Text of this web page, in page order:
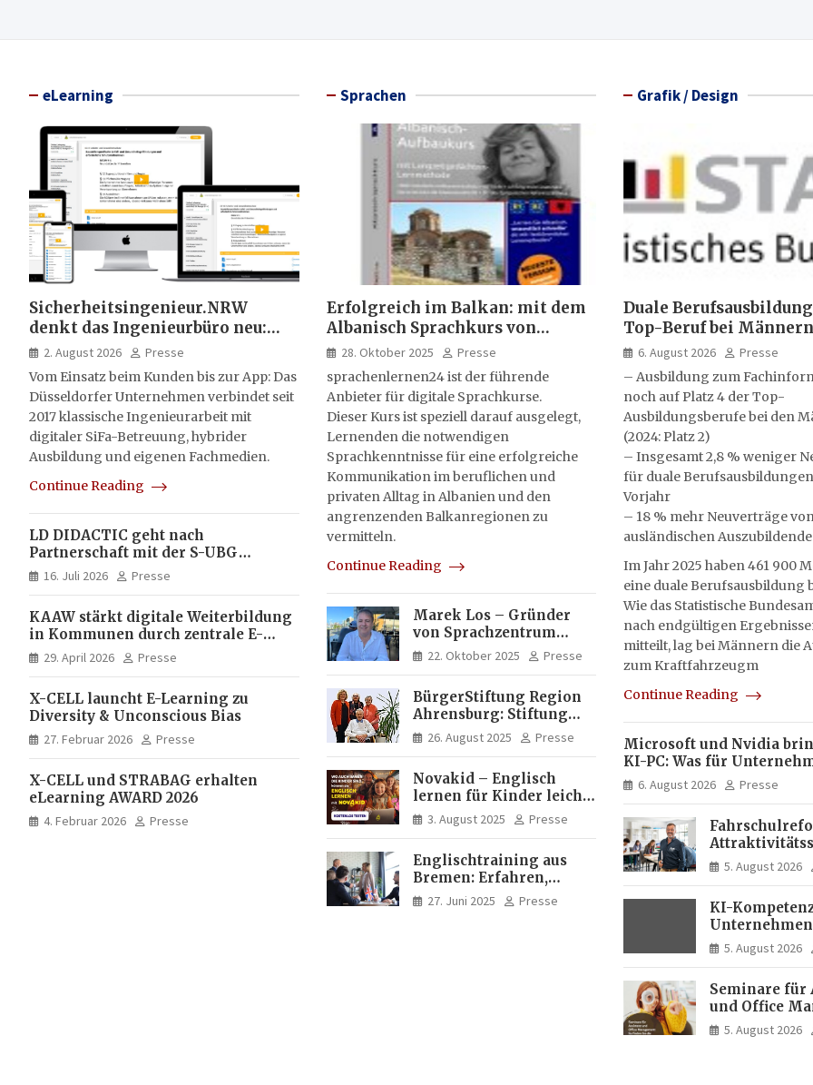
eLearning
Sicherheitsingenieur.NRW
denkt das Ingenieurbüro neu:
HSE-Beratung wird digital,
hybrid und multimedial
2. August 2026
Presse
Vom Einsatz beim Kunden bis zur App: Das
Düsseldorfer Unternehmen verbindet seit
2017 klassische Ingenieurarbeit mit
digitaler SiFa-Betreuung, hybrider
Ausbildung und eigenen Fachmedien.
Continue Reading
LD DIDACTIC geht nach
Partnerschaft mit der S-UBG
vollständig in Unternehmerhand
16. Juli 2026 Presse
KAAW stärkt digitale Weiterbildung
in Kommunen durch zentrale E-
Learning Plattform von X-CELL
29. April 2026 Presse
X-CELL launcht E-Learning zu
Diversity & Unconscious Bias
27. Februar 2026 Presse
X-CELL und STRABAG erhalten
eLearning AWARD 2026
4. Februar 2026 Presse
Sprachen
Erfolgreich im Balkan: mit dem
Albanisch Sprachkurs von
sprachenlernen24
28. Oktober 2025
Presse
sprachenlernen24 ist der führende
Anbieter für digitale Sprachkurse.
Dieser Kurs ist speziell darauf ausgelegt,
Lernenden die notwendigen
Sprachkenntnisse für eine erfolgreiche
Kommunikation im beruflichen und
privaten Alltag in Albanien und den
angrenzenden Balkanregionen zu
vermitteln.
Continue Reading
Marek Los – Gründer
von Sprachzentrum
Moose, Moose Casa
Italia und Apartamento
Experte für Bildung und
Investitionen in
Brasilien
22. Oktober 2025 Presse
BürgerStiftung Region
Ahrensburg: Stiftung
Dietrich+Gudrun Maaß
fördert
Frauen
26. August 2025 Presse
Novakid – Englisch
lernen für Kinder leicht
gemacht
3. August 2025 Presse
Englischtraining aus
Bremen: Erfahren,
professionell, online
zugänglich
27. Juni 2025 Presse
Grafik / Design
Duale Berufsausbildung
Top-Beruf bei
Kfz-Mechatroniker, bei
medizinische
6. August 2026
Presse
– Ausbildung zum
noch auf Platz 4 der Top-
Ausbildungsberufe bei den
(2024: Platz 2)
– Insgesamt 2,8 % weniger
für duale
Vorjahr
– 18 % mehr Neuverträge
ausländischen
Im Jahr 2025 haben 461 900
eine duale Berufsausbildung
Wie das Statistische
nach endgültigen
mitteilt, lag bei Männern die
zum Kraftfahrzeugm
Continue Reading
Microsoft und Nvidia
KI-PC: Was für
künftig direkt auf Ihrem
läuft und was weiter in der
bleibt
6. August 2026 Presse
die5. August 2026
KI-
zwei Drittel
Experten
5. August 2026
Seminare für
und Office
So finden Sie
passende
5. August 2026